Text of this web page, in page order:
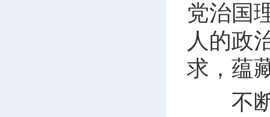
党治国
人的政
求，蕴
不断